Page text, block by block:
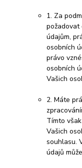
1. Za
požadovat
údajům,
osobních
právo
osobních
Vašich
2. Máte
Tímto
Vašich
souhlasu.
údajů